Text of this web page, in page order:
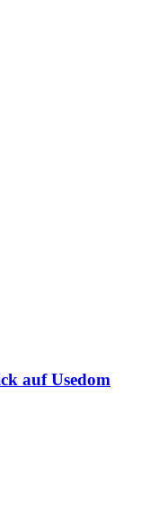
auf Usedom